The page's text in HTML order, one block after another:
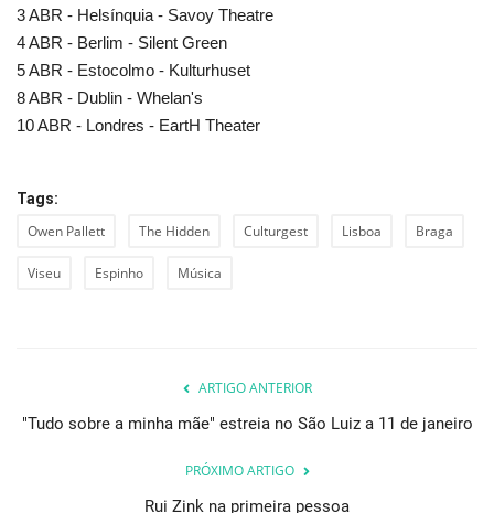
3 ABR - Helsínquia - Savoy Theatre
4 ABR - Berlim - Silent Green
5 ABR - Estocolmo - Kulturhuset
8 ABR - Dublin - Whelan's
10 ABR - Londres - EartH Theater
Tags:
Owen Pallett The Hidden Culturgest Lisboa Braga
Viseu Espinho Música
ARTIGO ANTERIOR
"Tudo sobre a minha mãe" estreia no São Luiz a 11 de janeiro
PRÓXIMO ARTIGO
Rui Zink na primeira pessoa